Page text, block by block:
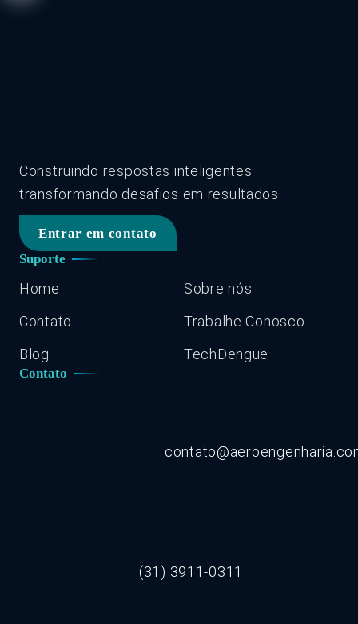
Construindo respostas inteligentes
transformando desafios em resultados.
Entrar em contato
Suporte
Home
Sobre nós
Contato
Trabalhe Conosco
Blog
TechDengue
Contato
(31) 3911-0311